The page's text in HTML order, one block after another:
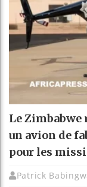
Le Zimbabwe
un avion de
pour les
Patrick